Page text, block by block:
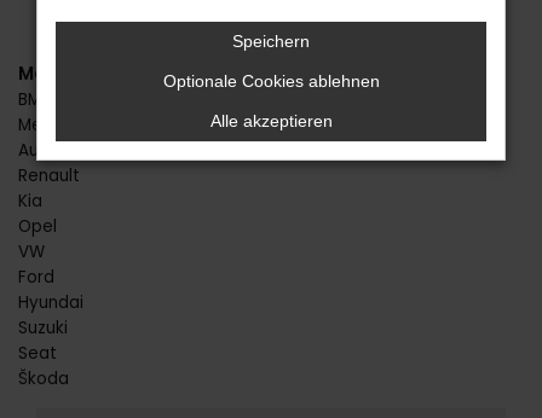
Marken
BMW
Mercedes-Benz
Audi
Renault
Kia
Opel
VW
Ford
Hyundai
Suzuki
Seat
Škoda
Speichern
Optionale Cookies ablehnen
Alle akzeptieren